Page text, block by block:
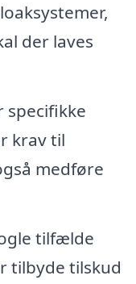
der laves
specifikke
krav til
medføre
tilfælde
tilbyde tilskud